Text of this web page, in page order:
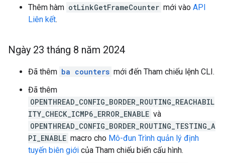
Thêm hàm otLinkGetFrameCounter mới vào API
Liên kết.
Ngày 23 tháng 8 năm 2024
Đã thêm ba counters mới đến Tham chiếu lệnh CLI.
Đã thêm
OPENTHREAD_CONFIG_BORDER_ROUTING_REACHABIL
ITY_CHECK_ICMP6_ERROR_ENABLE và
OPENTHREAD_CONFIG_BORDER_ROUTING_TESTING_A
PI_ENABLE macro cho Mô-đun Trình quản lý định
tuyến biên giới của Tham chiếu biến cấu hình.